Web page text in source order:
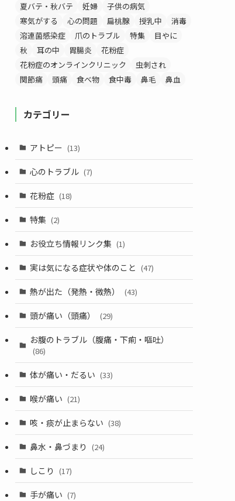
夏バテ・秋バテ
妊婦
子供の病気
寒気がする
心の問題 扁桃腺 授乳中
消毒
溶連菌感染症
爪のトラブル 特集
目やに
秋
耳の中 胃腸炎
花粉症
花粉症のオンラインクリニック
虫刺され
関節痛
頭痛 食べ物 食中毒 鼻毛 鼻血
カテゴリー
アトピー (13)
心のトラブル (7)
花粉症 (18)
特集 (2)
お役立ち情報リンク集 (1)
実は気になる症状や体のこと (47)
熱が出た（発熱・微熱） (43)
頭が痛い（頭痛） (29)
お腹のトラブル（腹痛・下痢・嘔吐）
(86)
体が痛い・だるい (33)
喉が痛い (21)
咳・痰が止まらない (38)
鼻水・鼻づまり (24)
しこり (17)
手が痛い (7)